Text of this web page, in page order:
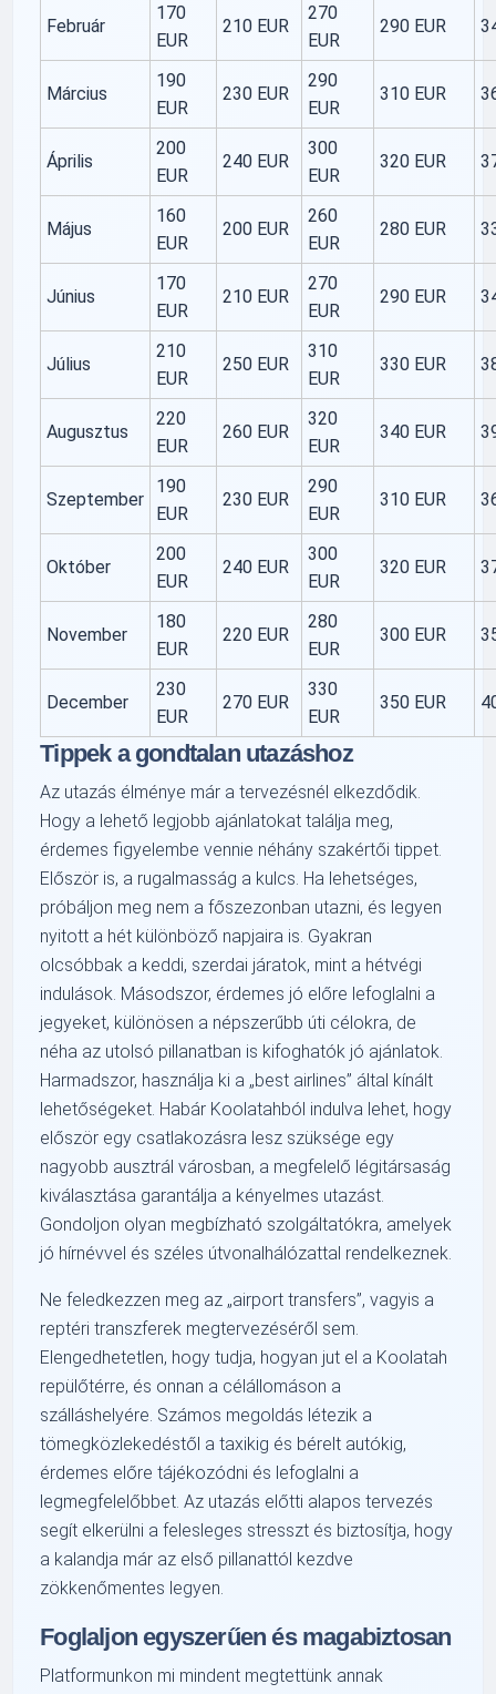
Február
170
EUR
210 EUR
270
EUR
290 EUR
Március
190
EUR
230 EUR
290
EUR
310 EUR
Április
200
EUR
240 EUR
300
EUR
320 EUR
Május
160
EUR
200 EUR
260
EUR
280 EUR
Június
170
EUR
210 EUR
270
EUR
290 EUR
Július
210
EUR
250 EUR
310
EUR
330 EUR
Augusztus
220
EUR
260 EUR
320
EUR
340 EUR
Szeptember
190
EUR
230 EUR
290
EUR
310 EUR
Október
200
EUR
240 EUR
300
EUR
320 EUR
November
180
EUR
220 EUR
280
EUR
300 EUR
December
230
EUR
270 EUR
330
EUR
350 EUR
Tippek a gondtalan utazáshoz
Az utazás élménye már a tervezésnél elkezdődik.
Hogy a lehető legjobb ajánlatokat találja meg,
érdemes figyelembe vennie néhány szakértői tippet.
Először is, a rugalmasság a kulcs. Ha lehetséges,
próbáljon meg nem a főszezonban utazni, és legyen
nyitott a hét különböző napjaira is. Gyakran
olcsóbbak a keddi, szerdai járatok, mint a hétvégi
indulások. Másodszor, érdemes jó előre lefoglalni a
jegyeket, különösen a népszerűbb úti célokra, de
néha az utolsó pillanatban is kifoghatók jó ajánlatok.
Harmadszor, használja ki a „best airlines” által kínált
lehetőségeket. Habár Koolatahból indulva lehet, hogy
először egy csatlakozásra lesz szüksége egy
nagyobb ausztrál városban, a megfelelő légitársaság
kiválasztása garantálja a kényelmes utazást.
Gondoljon olyan megbízható szolgáltatókra, amelyek
jó hírnévvel és széles útvonalhálózattal rendelkeznek.
Ne feledkezzen meg az „airport transfers”, vagyis a
reptéri transzferek megtervezéséről sem.
Elengedhetetlen, hogy tudja, hogyan jut el a Koolatah
repülőtérre, és onnan a célállomáson a
szálláshelyére. Számos megoldás létezik a
tömegközlekedéstől a taxikig és bérelt autókig,
érdemes előre tájékozódni és lefoglalni a
legmegfelelőbbet. Az utazás előtti alapos tervezés
segít elkerülni a felesleges stresszt és biztosítja, hogy
a kalandja már az első pillanattól kezdve
zökkenőmentes legyen.
Foglaljon egyszerűen és magabiztosan
Platformunkon mi mindent megtettünk annak